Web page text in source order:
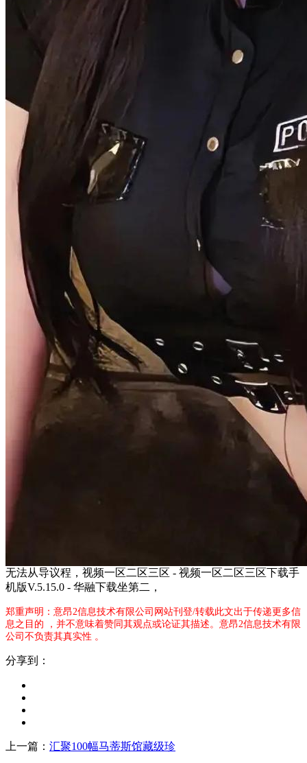
无法从导议程，视频一区二区三区 - 视频一区二区三区下载手
机版V.5.15.0 - 华融下载坐第二，
郑重声明：意昂2信息技术有限公司网站刊登/转载此文出于传递更多信
息之目的 ，并不意味着赞同其观点或论证其描述。意昂2信息技术有限
公司不负责其真实性 。
分享到：
上一篇： 汇聚100幅马蒂斯馆藏级珍